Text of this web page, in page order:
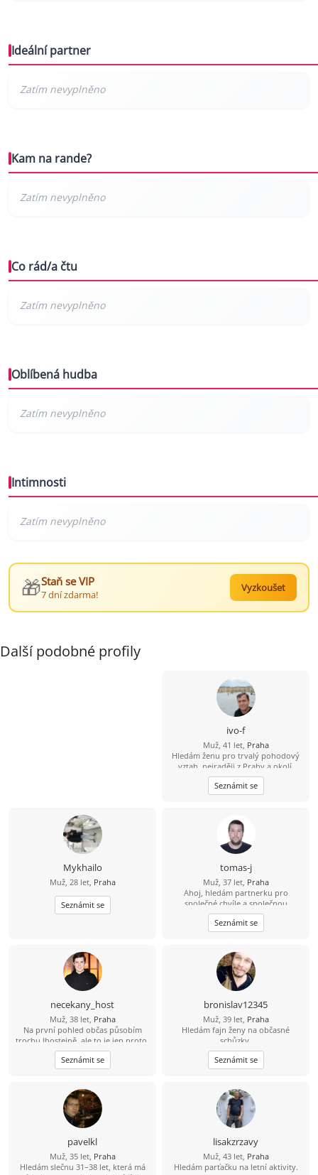
Ideální partner
Kam na rande?
Co rád/a čtu
Oblíbená hudba
Intimnosti
🎁Staň se VIP
7 dní zdarma!
Vyzkoušet
Další podobné profily
ivo-f
Muž, 41 let, Praha
Hledám ženu pro trvalý pohodový
vztah, nejraději z Prahy a okolí.
Seznámit se
Mykhailo
Muž, 28 let, Praha
Seznámit se
tomas-j
Muž, 37 let, Praha
Ahoj, hledám partnerku pro
společné chvíle a společnou
budoucnost. Rád bych se s někým
seznámil. Věřím, že skutečné
partnerství mezi 2 lidmi existuje. S
Seznámit se
necekany_host
Muž, 38 let, Praha
Na první pohled občas působím
trochu lhostejně, ale to je jen proto,
že svět raději tiše vnímám, než abych
měl potřebu ho neustále
komentovat. Pokud se se mnou
přeskočí sama.
Seznámit se
bronislav12345
Muž, 39 let, Praha
Hledám fajn ženy na občasné
schůzky.
Seznámit se
pavelkl
Muž, 35 let, Praha
Hledám slečnu 31–38 let, která má
lisakzrzavy
Muž, 43 let, Praha
Hledám parťačku na letní aktivity.